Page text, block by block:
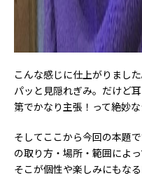
こんな感じに仕上がりました
パッと見隠れぎみ。だけど
第でかなり主張！って絶妙
そしてここから今回の本題
の取り方・場所・範囲によ
そこが個性や楽しみにもな